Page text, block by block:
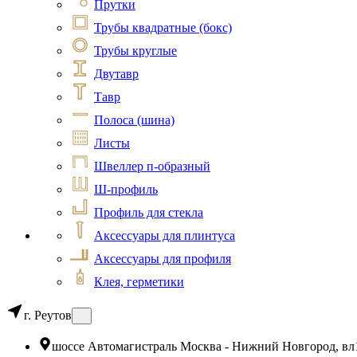
Прутки
Трубы квадратные (бокс)
Трубы круглые
Двутавр
Тавр
Полоса (шина)
Листы
Швеллер п-образный
Ш-профиль
Профиль для стекла
Аксессуары для плинтуса
Аксессуары для профиля
Клея, герметики
г. Реутов
шоссе Автомагистраль Москва - Нижний Новгород,